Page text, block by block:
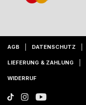
AGB DATENSCHUTZ
LIEFERUNG & ZAHLUNG
WIDERRUF